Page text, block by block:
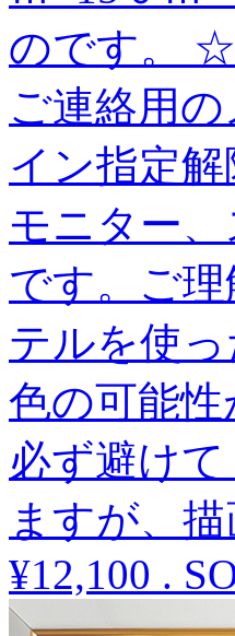
のです。
ご連絡用
イン指定
モニター
です。ご
テルを使
色の可能
必ず避け
ますが、
¥12,100 .